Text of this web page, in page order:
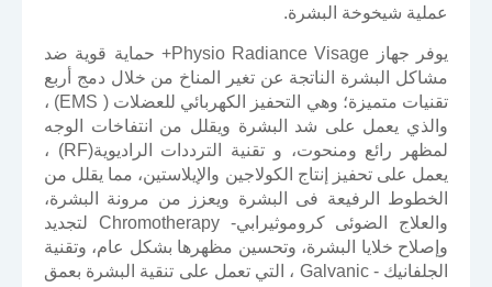
عملية شيخوخة البشرة.
يوفر جهاز Physio Radiance Visage+ حماية قوية ضد
مشاكل البشرة الناتجة عن تغير المناخ من خلال دمج أربع
تقنيات متميزة؛ وهي التحفيز الكهربائي للعضلات ( EMS) ،
والذي يعمل على شد البشرة ويقلل من انتفاخات الوجه
لمظهر رائع ومنحوت، و تقنية الترددات الراديوية(RF) ،
يعمل على تحفيز إنتاج الكولاجين والإيلاستين، مما يقلل من
الخطوط الرفيعة فى البشرة ويعزز من مرونة البشرة،
والعلاج الضوئى كروموثيرابي- Chromotherapy لتجديد
وإصلاح خلايا البشرة، وتحسين مظهرها بشكل عام، وتقنية
الجلفانيك - Galvanic ، التي تعمل على تنقية البشرة بعمق